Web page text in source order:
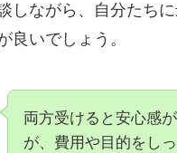
しながら、自分たち
良いでしょう。
両方受けると安心感
が、費用や目的をし